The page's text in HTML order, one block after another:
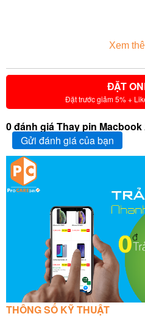
Xem
ĐẶT
Đặt trước giảm 5% +
0 đánh giá Thay pin Macbook
Gửi đánh giá của bạn
THÔNG SỐ KỸ THUẬT